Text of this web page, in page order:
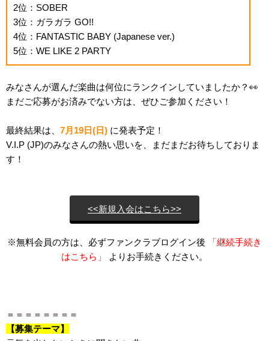
2位：SOBER
3位：ガラガラ GO!!
4位：FANTASTIC BABY (Japanese ver.)
5位：WE LIKE 2 PARTY
みなさんが選んだ楽曲は何位にランクインしていましたか？👀
まだご応募がお済みでない方は、ぜひご参加ください！
最終結果は、 7月19日(日) に発表予定！
V.I.P (JP)のみなさんの熱い思いを、まだまだお待ちしておりま
す！
<<新規入会はこちら>>
※無料会員の方は、必ずファンクラブログイン後
「継続手続き
はこちら」
よりお手続きください。
＝＝＝＝＝＝＝＝
【募集テーマ】